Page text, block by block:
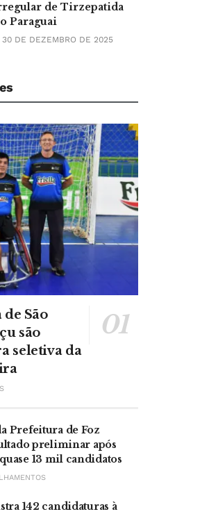
de Tirzepatida
Paraguai
30 DE DEZEMBRO DE 2025
São
são
seletiva da
Prefeitura de Foz
preliminar após
13 mil candidatos
142 candidaturas à